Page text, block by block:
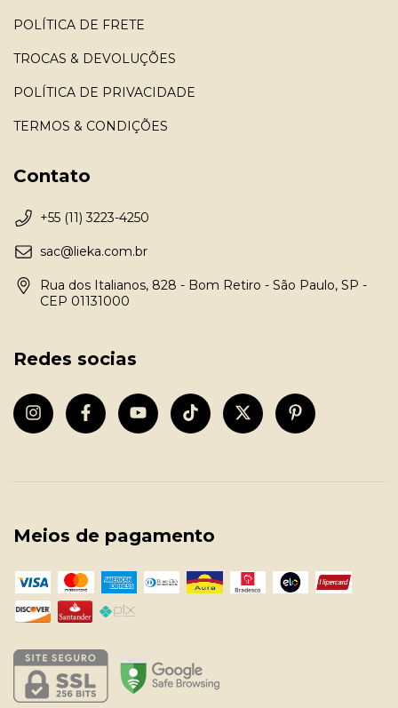
POLÍTICA DE FRETE
TROCAS & DEVOLUÇÕES
POLÍTICA DE PRIVACIDADE
TERMOS & CONDIÇÕES
Contato
+55 (11) 3223-4250
sac@lieka.com.br
Rua dos Italianos, 828 - Bom Retiro - São Paulo, SP -
CEP 01131000
Redes socias
Meios de pagamento